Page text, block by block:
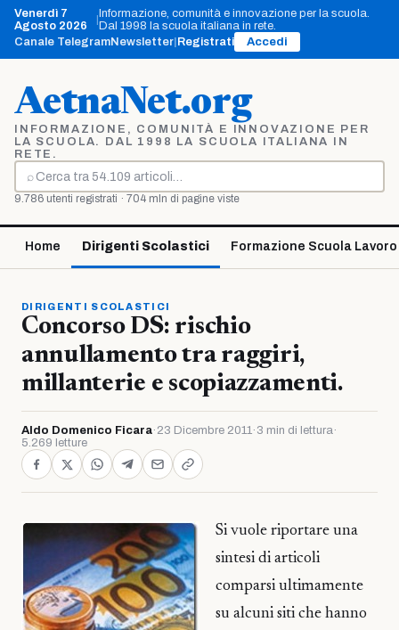
Vai
contenuto
Venerdì 7
Agosto 2026
Informazione, comunità e innovazione per la scuola.
Dal 1998 la scuola italiana in rete.
Canale TelegramNewsletter Registrati Accedi
AetnaNet.org
INFORMAZIONE, COMUNITÀ E INNOVAZIONE PER
LA SCUOLA. DAL 1998 LA SCUOLA ITALIANA IN
RETE.
⌕
Cerca
9.786 utenti registrati · 704 mln di pagine viste
Home Dirigenti Scolastici Formazione Scuola Lavoro
DIRIGENTI SCOLASTICI
Concorso DS: rischio
annullamento tra raggiri,
millanterie e scopiazzamenti.
Aldo Domenico Ficara· 23 Dicembre 2011· 3 min di lettura·
5.269 letture
Si vuole riportare una
sintesi di articoli
comparsi ultimamente
su alcuni siti che hanno